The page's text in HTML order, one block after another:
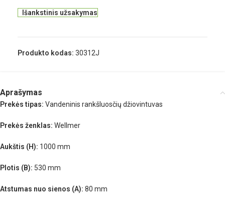
Išankstinis užsakymas
Produkto kodas: 30312J
Aprašymas
Prekės tipas: Vandeninis rankšluosčių džiovintuvas
Prekės ženklas: Wellmer
Aukštis (H): 1000 mm
Plotis (B): 530 mm
Atstumas nuo sienos (A): 80 mm